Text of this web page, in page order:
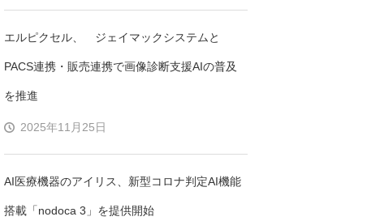
エルピクセル、 ジェイマックシステムと
PACS連携・販売連携で画像診断支援AIの普及
を推進
2025年11月25日
AI医療機器のアイリス、新型コロナ判定AI機能
搭載「nodoca 3」を提供開始